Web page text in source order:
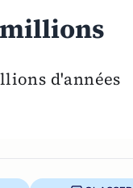
millions
d'années